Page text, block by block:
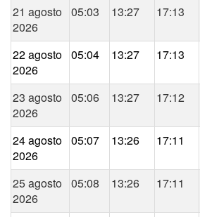
21 agosto
2026
05:03 13:27 17:13
22 agosto
2026
05:04 13:27 17:13
23 agosto
2026
05:06 13:27 17:12
24 agosto
2026
05:07 13:26 17:11
25 agosto
2026
05:08 13:26 17:11